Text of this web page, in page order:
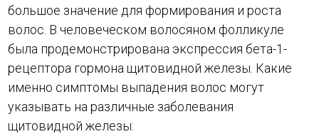
большое значение для формирования и роста
волос. В человеческом волосяном фолликуле
была продемонстрирована экспрессия бета-1-
рецептора гормона щитовидной железы. Какие
именно симптомы выпадения волос могут
указывать на различные заболевания
щитовидной железы: